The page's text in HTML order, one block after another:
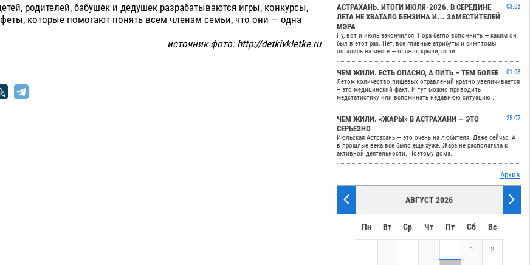
родителей, бабушек и дедушек разрабатываются игры, конкурсы,
которые помогают понять всем членам семьи, что они — одна
источник фото: http://detkivkletke.ru
АСТРАХАНЬ. ИТОГИ ИЮЛЯ-2026. В СЕРЕДИНЕ
ЛЕТА НЕ ХВАТАЛО БЕНЗИНА И… ЗАМЕСТИТЕЛЕЙ
МЭРА
03.08
Ну, вот и июль закончился. Пора бегло вспомнить — каким он
был в этот раз. Нет, все главные атрибуты и симптомы
остались на месте — пляж открыли, спли...
ЧЕМ ЖИЛИ. ЕСТЬ ОПАСНО, А ПИТЬ – ТЕМ БОЛЕЕ
01.08
Летом количество пищевых отравлений кратно увеличивается
– это медицинский факт. И тут можно приводить
медстатистику или вспоминать недавнюю ситуацию ...
ЧЕМ ЖИЛИ. «ЖАРЫ» В АСТРАХАНИ — ЭТО
СЕРЬЕЗНО
25.07
Июльская Астрахань — это очень на любителя. Даже сейчас. А
в прошлые века все было еще хуже. Жара не располагала к
активной деятельности. Поэтому дома...
Архив
АВГУСТ 2026
Пн Вт Ср Чт Пт Сб Вс
1 2